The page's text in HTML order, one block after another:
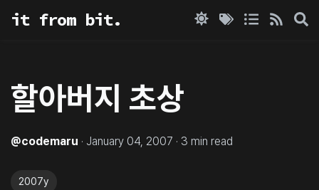
it from bit.
할아버지 초상
@codemaru · January 04, 2007 · 3 min read
2007y